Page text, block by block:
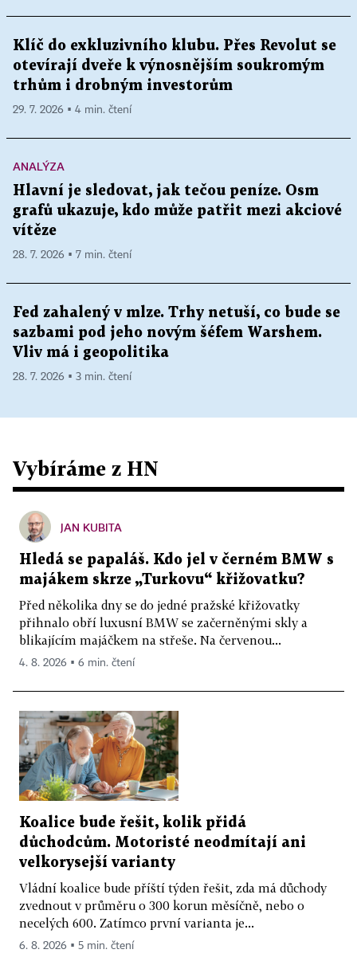
Klíč do exkluzivního klubu. Přes Revolut se
otevírají dveře k výnosnějším soukromým
trhům i drobným investorům
29. 7. 2026 ▪ 4 min. čtení
ANALÝZA
Hlavní je sledovat, jak tečou peníze. Osm
grafů ukazuje, kdo může patřit mezi akciové
vítěze
28. 7. 2026 ▪ 7 min. čtení
Fed zahalený v mlze. Trhy netuší, co bude se
sazbami pod jeho novým šéfem Warshem.
Vliv má i geopolitika
28. 7. 2026 ▪ 3 min. čtení
Vybíráme z HN
JAN KUBITA
Hledá se papaláš. Kdo jel v černém BMW s
majákem skrze „Turkovu“ křižovatku?
Před několika dny se do jedné pražské křižovatky
přihnalo obří luxusní BMW se začerněnými skly a
blikajícím majáčkem na střeše. Na červenou...
4. 8. 2026 ▪ 6 min. čtení
Koalice bude řešit, kolik přidá
důchodcům. Motoristé neodmítají ani
velkorysejší varianty
Vládní koalice bude příští týden řešit, zda má důchody
zvednout v průměru o 300 korun měsíčně, nebo o
necelých 600. Zatímco první varianta je...
6. 8. 2026 ▪ 5 min. čtení